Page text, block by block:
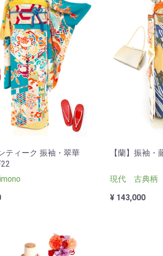
ティーク 振袖・翠華
【蘭】振袖・
現代 古典柄
¥ 143,000